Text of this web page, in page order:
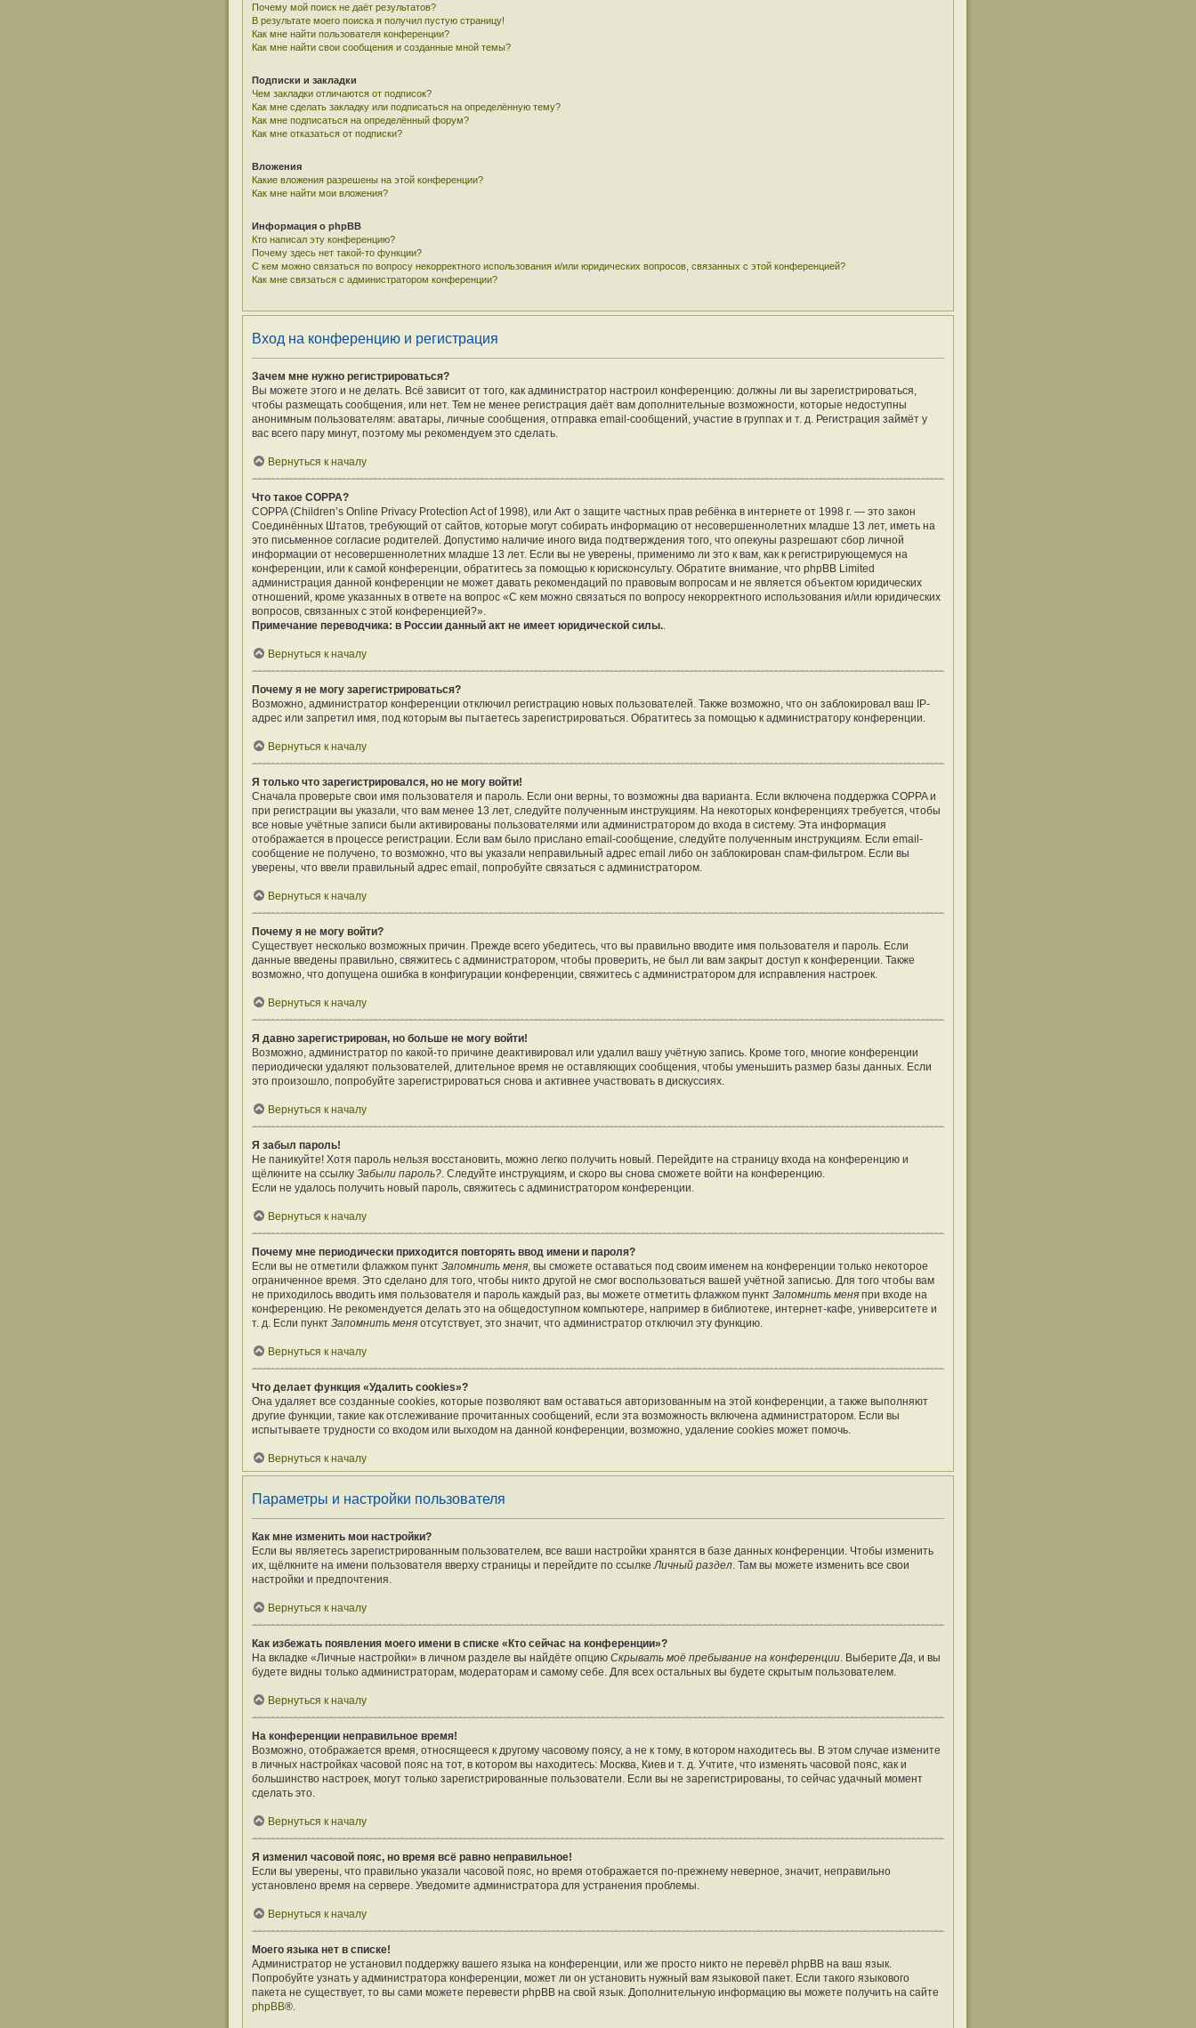
Почему мой поиск не даёт результатов?
В результате моего поиска я получил пустую страницу!
Как мне найти пользователя конференции?
Как мне найти свои сообщения и созданные мной темы?
Подписки и закладки
Чем закладки отличаются от подписок?
Как мне сделать закладку или подписаться на определённую тему?
Как мне подписаться на определённый форум?
Как мне отказаться от подписки?
Вложения
Какие вложения разрешены на этой конференции?
Как мне найти мои вложения?
Информация о phpBB
Кто написал эту конференцию?
Почему здесь нет такой-то функции?
С кем можно связаться по вопросу некорректного использования и/или юридических вопросов, связанных с этой конференцией?
Как мне связаться с администратором конференции?
Вход на конференцию и регистрация
Зачем мне нужно регистрироваться?
Вы можете этого и не делать. Всё зависит от того, как администратор настроил конференцию: должны ли вы зарегистрироваться,
чтобы размещать сообщения, или нет. Тем не менее регистрация даёт вам дополнительные возможности, которые недоступны
анонимным пользователям: аватары, личные сообщения, отправка email-сообщений, участие в группах и т. д. Регистрация займёт у
вас всего пару минут, поэтому мы рекомендуем это сделать.
Вернуться к началу
Что такое COPPA?
COPPA (Children’s Online Privacy Protection Act of 1998), или Акт о защите частных прав ребёнка в интернете от 1998 г. — это закон
Соединённых Штатов, требующий от сайтов, которые могут собирать информацию от несовершеннолетних младше 13 лет, иметь на
это письменное согласие родителей. Допустимо наличие иного вида подтверждения того, что опекуны разрешают сбор личной
информации от несовершеннолетних младше 13 лет. Если вы не уверены, применимо ли это к вам, как к регистрирующемуся на
конференции, или к самой конференции, обратитесь за помощью к юрисконсульту. Обратите внимание, что phpBB Limited
администрация данной конференции не может давать рекомендаций по правовым вопросам и не является объектом юридических
отношений, кроме указанных в ответе на вопрос «С кем можно связаться по вопросу некорректного использования и/или юридических
вопросов, связанных с этой конференцией?».
Примечание переводчика: в России данный акт не имеет юридической силы..
Вернуться к началу
Почему я не могу зарегистрироваться?
Возможно, администратор конференции отключил регистрацию новых пользователей. Также возможно, что он заблокировал ваш IP-
адрес или запретил имя, под которым вы пытаетесь зарегистрироваться. Обратитесь за помощью к администратору конференции.
Вернуться к началу
Я только что зарегистрировался, но не могу войти!
Сначала проверьте свои имя пользователя и пароль. Если они верны, то возможны два варианта. Если включена поддержка COPPA и
при регистрации вы указали, что вам менее 13 лет, следуйте полученным инструкциям. На некоторых конференциях требуется, чтобы
все новые учётные записи были активированы пользователями или администратором до входа в систему. Эта информация
отображается в процессе регистрации. Если вам было прислано email-сообщение, следуйте полученным инструкциям. Если email-
сообщение не получено, то возможно, что вы указали неправильный адрес email либо он заблокирован спам-фильтром. Если вы
уверены, что ввели правильный адрес email, попробуйте связаться с администратором.
Вернуться к началу
Почему я не могу войти?
Существует несколько возможных причин. Прежде всего убедитесь, что вы правильно вводите имя пользователя и пароль. Если
данные введены правильно, свяжитесь с администратором, чтобы проверить, не был ли вам закрыт доступ к конференции. Также
возможно, что допущена ошибка в конфигурации конференции, свяжитесь с администратором для исправления настроек.
Вернуться к началу
Я давно зарегистрирован, но больше не могу войти!
Возможно, администратор по какой-то причине деактивировал или удалил вашу учётную запись. Кроме того, многие конференции
периодически удаляют пользователей, длительное время не оставляющих сообщения, чтобы уменьшить размер базы данных. Если
это произошло, попробуйте зарегистрироваться снова и активнее участвовать в дискуссиях.
Вернуться к началу
Я забыл пароль!
Не паникуйте! Хотя пароль нельзя восстановить, можно легко получить новый. Перейдите на страницу входа на конференцию и
щёлкните на ссылку Забыли пароль?. Следуйте инструкциям, и скоро вы снова сможете войти на конференцию.
Если не удалось получить новый пароль, свяжитесь с администратором конференции.
Вернуться к началу
Почему мне периодически приходится повторять ввод имени и пароля?
Если вы не отметили флажком пункт Запомнить меня, вы сможете оставаться под своим именем на конференции только некоторое
ограниченное время. Это сделано для того, чтобы никто другой не смог воспользоваться вашей учётной записью. Для того чтобы вам
не приходилось вводить имя пользователя и пароль каждый раз, вы можете отметить флажком пункт Запомнить меня при входе на
конференцию. Не рекомендуется делать это на общедоступном компьютере, например в библиотеке, интернет-кафе, университете и
т. д. Если пункт Запомнить меня отсутствует, это значит, что администратор отключил эту функцию.
Вернуться к началу
Что делает функция «Удалить cookies»?
Она удаляет все созданные cookies, которые позволяют вам оставаться авторизованным на этой конференции, а также выполняют
другие функции, такие как отслеживание прочитанных сообщений, если эта возможность включена администратором. Если вы
испытываете трудности со входом или выходом на данной конференции, возможно, удаление cookies может помочь.
Вернуться к началу
Параметры и настройки пользователя
Как мне изменить мои настройки?
Если вы являетесь зарегистрированным пользователем, все ваши настройки хранятся в базе данных конференции. Чтобы изменить
их, щёлкните на имени пользователя вверху страницы и перейдите по ссылкеЛичный раздел. Там вы можете изменить все свои
настройки и предпочтения.
Вернуться к началу
Как избежать появления моего имени в списке «Кто сейчас на конференции»?
На вкладке «Личные настройки» в личном разделе вы найдёте опцию Скрывать моё пребывание на конференции. ВыберитеДа, и вы
будете видны только администраторам, модераторам и самому себе. Для всех остальных вы будете скрытым пользователем.
Вернуться к началу
На конференции неправильное время!
Возможно, отображается время, относящееся к другому часовому поясу, а не к тому, в котором находитесь вы. В этом случае измените
в личных настройках часовой пояс на тот, в котором вы находитесь: Москва, Киев и т. д. Учтите, что изменять часовой пояс, как и
большинство настроек, могут только зарегистрированные пользователи. Если вы не зарегистрированы, то сейчас удачный момент
сделать это.
Вернуться к началу
Я изменил часовой пояс, но время всё равно неправильное!
Если вы уверены, что правильно указали часовой пояс, но время отображается по-прежнему неверное, значит, неправильно
установлено время на сервере. Уведомите администратора для устранения проблемы.
Вернуться к началу
Моего языка нет в списке!
Администратор не установил поддержку вашего языка на конференции, или же просто никто не перевёл phpBB на ваш язык.
Попробуйте узнать у администратора конференции, может ли он установить нужный вам языковой пакет. Если такого языкового
пакета не существует, то вы сами можете перевести phpBB на свой язык. Дополнительную информацию вы можете получить на сайте
phpBB®.